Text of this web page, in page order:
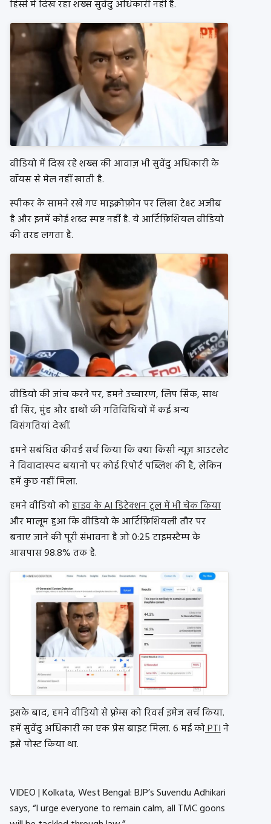
हिस्से में दिख रहा शख्स सुवेंदु अधिकारी नहीं है.
वीडियो में दिख रहे शख्स की आवाज़ भी सुवेंदु अधिकारी के
वॉयस से मेल नहीं खाती है.
स्पीकर के सामने रखे गए माइक्रोफ़ोन पर लिखा टेक्स्ट अजीब
है और इनमें कोई शब्द स्पष्ट नहीं है. ये आर्टिफ़िशियल वीडियो
की तरह लगता है.
वीडियो की जांच करने पर, हमने उच्चारण, लिप सिंक, साथ
ही सिर, मुंह और हाथों की गतिविधियों में कई अन्य
विसंगतियां देखीं.
हमने सबंधित कीवर्ड सर्च किया कि क्या किसी न्यूज़ आउटलेट
ने विवादास्पद बयानों पर कोई रिपोर्ट पब्लिश की है, लेकिन
हमें कुछ नहीं मिला.
हमने वीडियो कोहाइव के AI डिटेक्शन टूल में भी चेक किया
और मालूम हुआ कि वीडियो के आर्टिफ़िशियली तौर पर
बनाए जाने की पूरी संभावना है जो 0:25 टाइमस्टैम्प के
आसपास 98.8% तक है.
इसके बाद, हमने वीडियो से फ़्रेम्स को रिवर्स इमेज सर्च किया.
हमें सुवेंदु अधिकारी का एक प्रेस बाइट मिला. 6 मई कोPTIने
इसे पोस्ट किया था.
VIDEO | Kolkata, West Bengal: BJP’s Suvendu Adhikari
says, “I urge everyone to remain calm, all TMC goons